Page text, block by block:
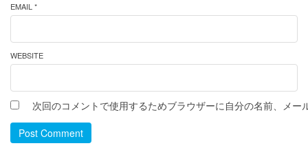
EMAIL *
WEBSITE
次回のコメントで使用するためブラウザーに自分の名前、メー
Post Comment